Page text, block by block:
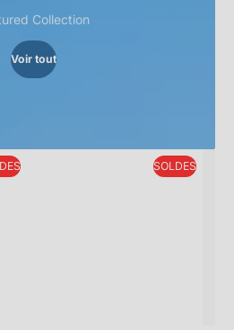
Collection
Voir tout
SOLDES